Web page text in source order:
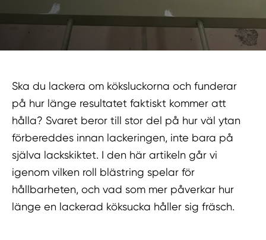
Ska du lackera om köksluckorna och funderar
på hur länge resultatet faktiskt kommer att
hålla? Svaret beror till stor del på hur väl ytan
förbereddes innan lackeringen, inte bara på
själva lackskiktet. I den här artikeln går vi
igenom vilken roll blästring spelar för
hållbarheten, och vad som mer påverkar hur
länge en lackerad köksucka håller sig fräsch.